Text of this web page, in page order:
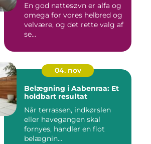
En god nattesøvn er alfa og
omega for vores helbred og
velvære, og det rette valg af
se...
04. nov
Belægning i Aabenraa: Et
holdbart resultat
Når terrassen, indkørslen
eller havegangen skal
fornyes, handler en flot
belægnin...